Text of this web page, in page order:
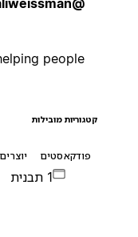
helping people
קטגוריות מובילות
פודקאסטים יוצרים